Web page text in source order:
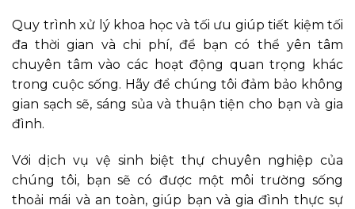
Quy trình xử lý khoa học và tối ưu giúp tiết kiệm tối
đa thời gian và chi phí, để bạn có thể yên tâm
chuyên tâm vào các hoạt động quan trọng khác
trong cuộc sống. Hãy để chúng tôi đảm bảo không
gian sạch sẽ, sáng sủa và thuận tiện cho bạn và gia
đình.
Với dịch vụ vệ sinh biệt thự chuyên nghiệp của
chúng tôi, bạn sẽ có được một môi trường sống
thoải mái và an toàn, giúp bạn và gia đình thực sự